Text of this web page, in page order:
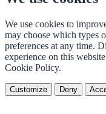
We use cookies to
may choose which types
preferences at any time.
experience on this
Cookie Policy.
Customize Deny